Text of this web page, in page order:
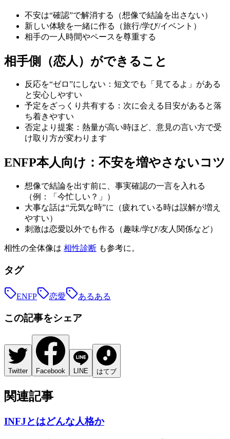
不安は“確認”で解消する（想像で結論を出さない）
新しい体験を一緒に作る（旅行/学び/イベント）
相手の一人時間やペースを尊重する
相手側（恋人）ができること
反応を“ゼロ”にしない：短文でも「見てるよ」がある
と安心しやすい
予定をざっくり共有する：次に会える目安があると落
ち着きやすい
否定より提案：熱量が高い時ほど、意見の言い方で受
け取り方が変わります
ENFP本人向け：不安を増やさないコツ
想像で結論を出す前に、事実確認の一言を入れる
（例：「今忙しい？」）
大事な話は“元気な時”に（疲れている時は誤解が増え
やすい）
刺激は恋愛以外でも作る（趣味/学び/友人関係など）
相性の全体像は 相性診断 も参考に。
タグ
ENFP 恋愛 あるある
この記事をシェア
Twitter Facebook LINE はてブ
関連記事
INFJとはどんな人格か